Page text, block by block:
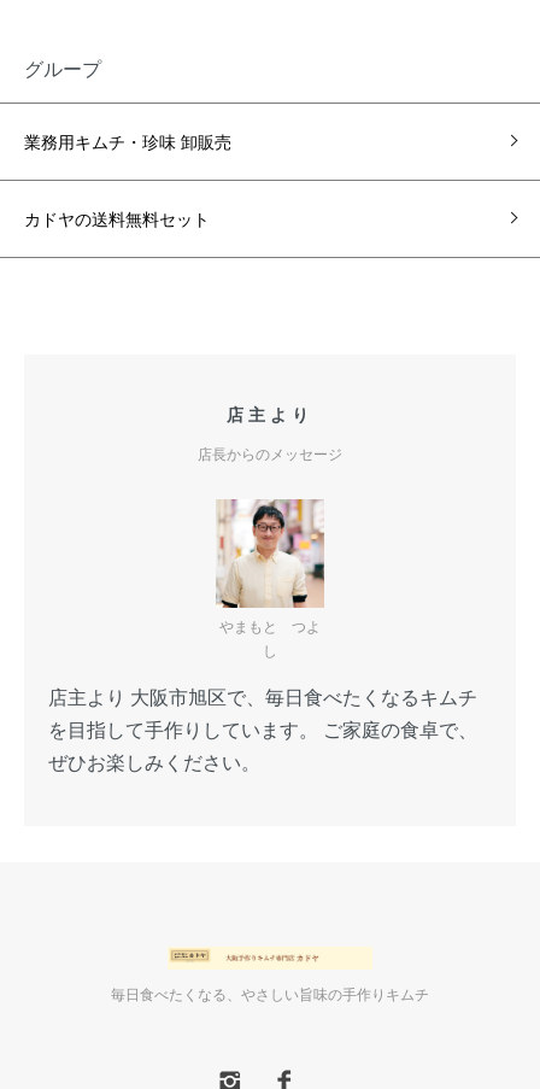
グループ
業務用キムチ・珍味 卸販売
カドヤの送料無料セット
店主より
店長からのメッセージ
やまもと つよ
し
店主より 大阪市旭区で、毎日食べたくなるキムチ
を目指して手作りしています。 ご家庭の食卓で、
ぜひお楽しみください。
毎日食べたくなる、やさしい旨味の手作りキムチ